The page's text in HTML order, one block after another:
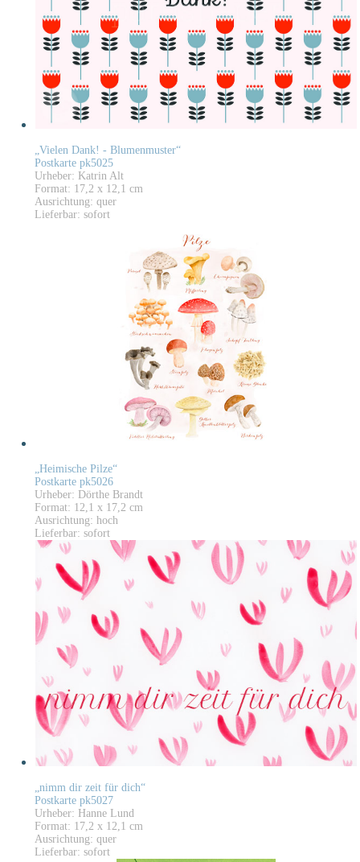
„Vielen Dank! - Blumenmuster“
Postkarte pk5025
Urheber: Katrin Alt
Format: 17,2 x 12,1 cm
Ausrichtung: quer
Lieferbar: sofort
„Heimische Pilze“
Postkarte pk5026
Urheber: Dörthe Brandt
Format: 12,1 x 17,2 cm
Ausrichtung: hoch
Lieferbar: sofort
„nimm dir zeit für dich“
Postkarte pk5027
Urheber: Hanne Lund
Format: 17,2 x 12,1 cm
Ausrichtung: quer
Lieferbar: sofort